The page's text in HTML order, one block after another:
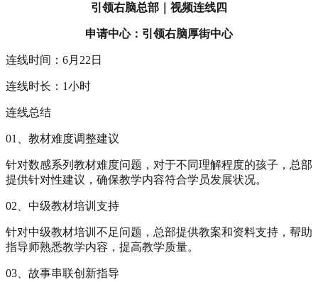
引领右脑总部｜视频连线四
申请中心：引领右脑厚街中心
连线时间：6月22日
连线时长：1小时
连线总结
01、教材难度调整建议
针对数感系列教材难度问题，对于不同理解程度的孩子，总部
提供针对性建议，确保教学内容符合学员发展状况。
02、中级教材培训支持
针对中级教材培训不足问题，总部提供教案和资料支持，帮助
指导师熟悉教学内容，提高教学质量。
03、故事串联创新指导